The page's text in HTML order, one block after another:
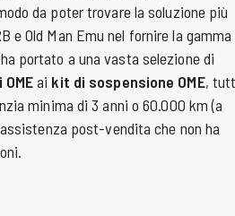
da poter trovare la soluzione più
e Old Man Emu nel fornire la gamma
portato a una vasta selezione di
ai kit di sospensione OME,
minima di 3 anni o 60.000 km (a
post-vendita che non ha